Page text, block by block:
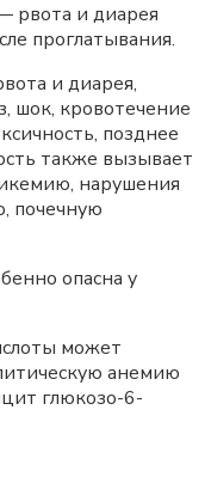
рвота и диарея
проглатывания.
и диарея,
шок, кровотечение
позднее
также вызывает
нарушения
почечную
опасна у
может
анемию
глюкозо-6-